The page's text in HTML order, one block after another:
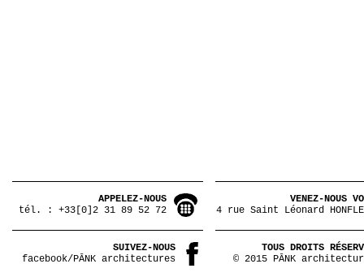
APPELEZ-NOUS
tél. : +33[0]2 31 89 52 72
VENEZ-NOUS
4 rue Saint Léonard
SUIVEZ-NOUS
facebook/PĀNK architectures
TOUS DROITS
© 2015 PĀNK